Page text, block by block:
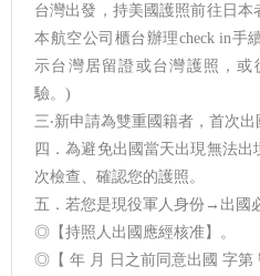
台灣出發，持美國護照前往日本
本航空公司櫃台辦理check in手
示台灣居留證或台灣護照，
驗。)
三‧新申請為雙重國籍者，首次出
四．為避免出國當天出現無法
次檢查、確認您的護照。
五．若您是現役軍人身份→出國
◎【持照人出國應經核准】。
◎【 年 月 日之前同意出國 字第